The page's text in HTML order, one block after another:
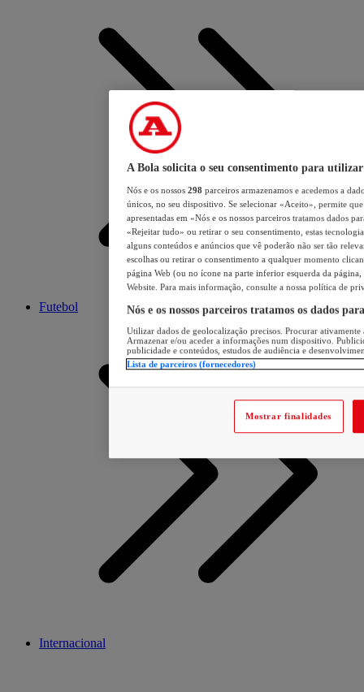
Futebol
Internacional
A Bola solicita o seu consentimento para utilizar
Nós e os nossos 298 parceiros armazenamos e acedemos a
únicos, no seu dispositivo. Se selecionar «Aceito», permite
apresentadas em «Nós e os nossos parceiros tratamos dados
«Rejeitar tudo» ou retirar o seu consentimento, estas
alguns conteúdos e anúncios que vê poderão não ser tão
escolhas ou retirar o consentimento a qualquer momento
página Web (ou no ícone na parte inferior esquerda da página,
Website. Para mais informação, consulte a nossa política de
Nós e os nossos parceiros tratamos os dados
Utilizar dados de geolocalização precisos. Procurar
Armazenar e/ou aceder a informações num dispositivo.
publicidade e conteúdos, estudos de audiência e
Lista de parceiros (fornecedores)
Mostrar finalidades